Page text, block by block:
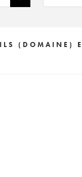
(DOMAINE)